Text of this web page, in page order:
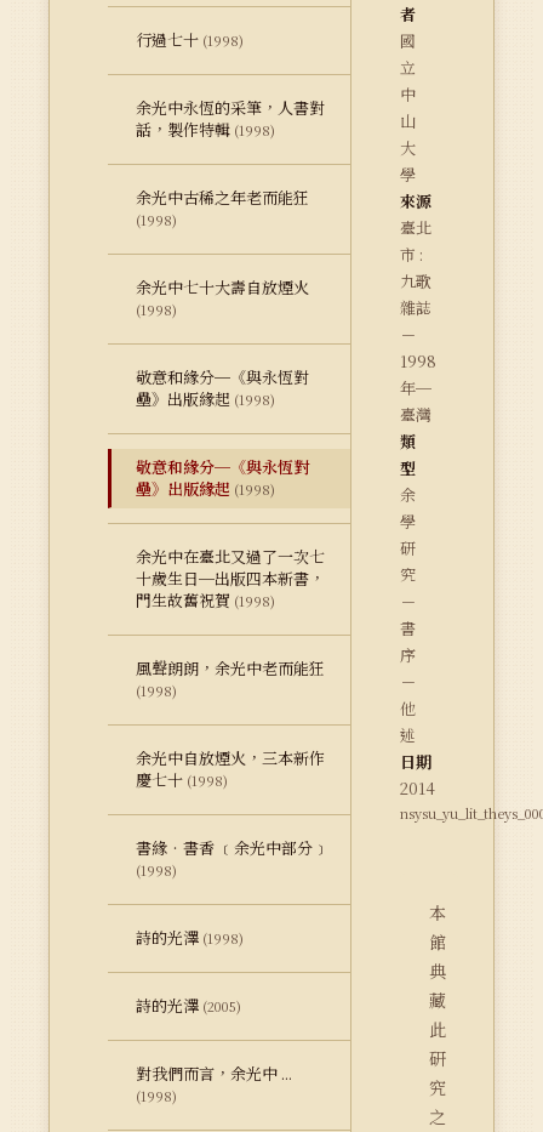
行過七十 (1998)
余光中永恆的采筆，人書對
話，製作特輯 (1998)
余光中古稀之年老而能狂
(1998)
余光中七十大壽自放煙火
(1998)
敬意和緣分─《與永恆對
壘》出版緣起 (1998)
敬意和緣分─《與永恆對
壘》出版緣起 (1998)
余光中在臺北又過了一次七
十歲生日─出版四本新書，
門生故舊祝賀 (1998)
風聲朗朗，余光中老而能狂
(1998)
余光中自放煙火，三本新作
慶七十 (1998)
書緣‧書香 ﹝余光中部分﹞
(1998)
詩的光澤 (1998)
詩的光澤 (2005)
對我們而言，余光中 ...
(1998)
者
國
立
中
山
大
學
來源
臺北
市 :
九歌
雜誌
－
1998
年─
臺灣
類
型
余
學
研
究
－
書
序
－
他
述
日期
2014
本
館
典
藏
此
研
究
之